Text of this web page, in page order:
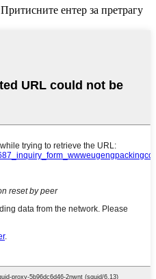
Притисните ентер за претрагу